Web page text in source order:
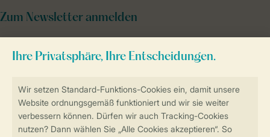
Sicher und schnell zur Online-Buchung
Zum Newsletter anmelden